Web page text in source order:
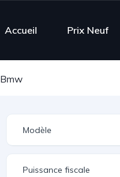
Accueil Prix Neuf
Bmw